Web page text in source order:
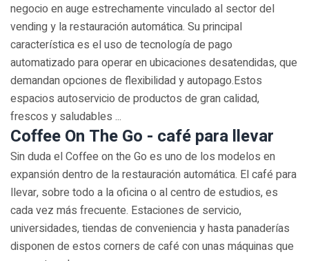
negocio en auge estrechamente vinculado al sector del
vending y la restauración automática. Su principal
característica es el uso de tecnología de pago
automatizado para operar en ubicaciones desatendidas, que
demandan opciones de flexibilidad y autopago.Estos
espacios autoservicio de productos de gran calidad,
frescos y saludables ...
Coffee On The Go - café para llevar
Sin duda el Coffee on the Go es uno de los modelos en
expansión dentro de la restauración automática. El café para
llevar, sobre todo a la oficina o al centro de estudios, es
cada vez más frecuente. Estaciones de servicio,
universidades, tiendas de conveniencia y hasta panaderías
disponen de estos corners de café con unas máquinas que